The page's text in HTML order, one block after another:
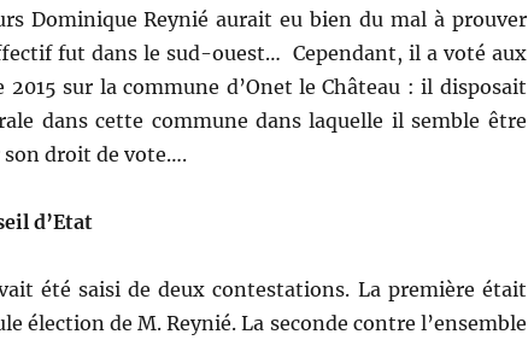
Dominique Reynié aurait eu bien du mal à prouver
fut dans le sud-ouest… Cependant, il a voté aux
2015 sur la commune d’Onet le Château : il disposait
dans cette commune dans laquelle il semble être
droit de vote….
d’Etat
été saisi de deux contestations. La première était
élection de M. Reynié. La seconde contre l’ensemble